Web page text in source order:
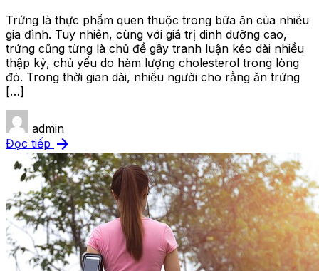
Trứng là thực phẩm quen thuộc trong bữa ăn của nhiều
gia đình. Tuy nhiên, cùng với giá trị dinh dưỡng cao,
trứng cũng từng là chủ đề gây tranh luận kéo dài nhiều
thập kỷ, chủ yếu do hàm lượng cholesterol trong lòng
đỏ. Trong thời gian dài, nhiều người cho rằng ăn trứng
[…]
admin
Đọc tiếp arrow_forward